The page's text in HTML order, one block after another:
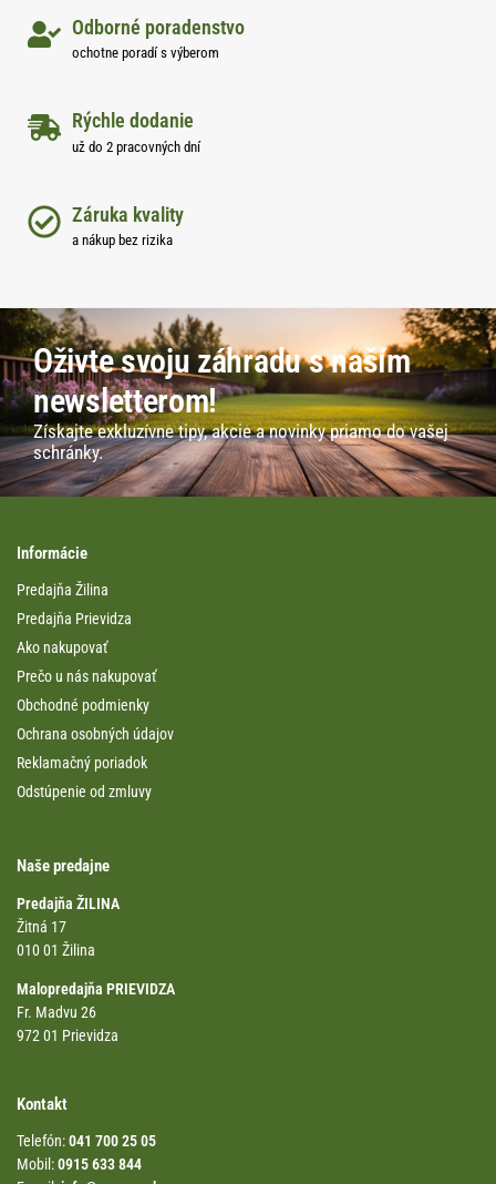
Odborné poradenstvo
ochotne poradí s výberom
Rýchle dodanie
už do 2 pracovných dní
Záruka kvality
a nákup bez rizika
Oživte svoju záhradu s naším
newsletterom!
Získajte exkluzívne tipy, akcie a novinky priamo do vašej
schránky.
Informácie
Predajňa Žilina
Predajňa Prievidza
Ako nakupovať
Prečo u nás nakupovať
Obchodné podmienky
Ochrana osobných údajov
Reklamačný poriadok
Odstúpenie od zmluvy
Naše predajne
Predajňa ŽILINA
Žitná 17
010 01 Žilina
Malopredajňa PRIEVIDZA
Fr. Madvu 26
972 01 Prievidza
Kontakt
Telefón:041 700 25 05
Mobil:0915 633 844